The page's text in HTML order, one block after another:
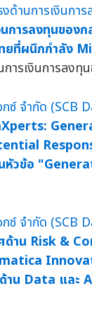
นการลงทุนของ
ยที่ผนึกกำลัง
การเงินการลงทุ
นหัวข้อ
ด้าน Risk &
าน Data และ